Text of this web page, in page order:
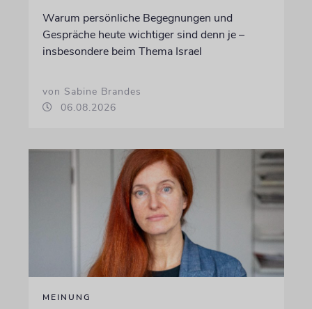
Warum persönliche Begegnungen und
Gespräche heute wichtiger sind denn je –
insbesondere beim Thema Israel
von Sabine Brandes
06.08.2026
MEINUNG